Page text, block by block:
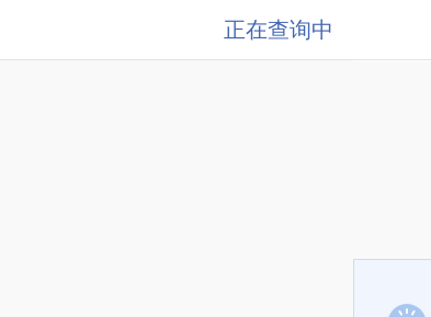
正在查询中